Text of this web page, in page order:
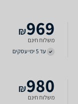
969
₪
משלוח חינם
עד 5 ימי עסקים
980
₪
משלוח חינם